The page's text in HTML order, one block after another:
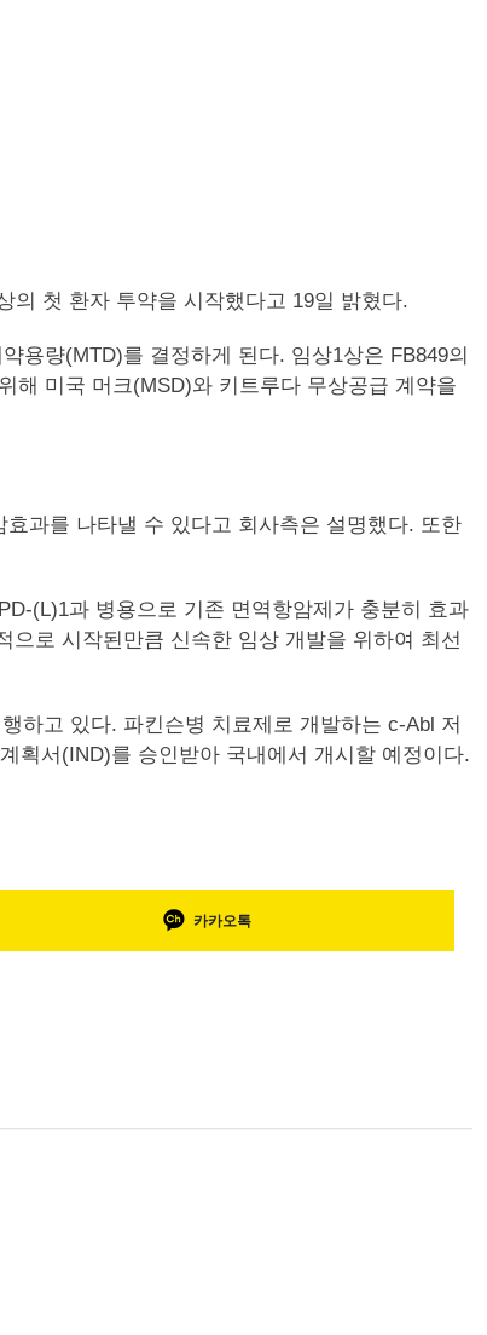
의 첫 환자 투약을 시작했다고 19일 밝혔다.
용량(MTD)를 결정하게 된다. 임상1상은 FB849의
해 미국 머크(MSD)와 키트루다 무상공급 계약을
과를 나타낼 수 있다고 회사측은 설명했다. 또한
(L)1과 병용으로 기존 면역항암제가 충분히 효과
으로 시작된만큼 신속한 임상 개발을 위하여 최선
하고 있다. 파킨슨병 치료제로 개발하는 c-Abl 저
획서(IND)를 승인받아 국내에서 개시할 예정이다.
카카오톡